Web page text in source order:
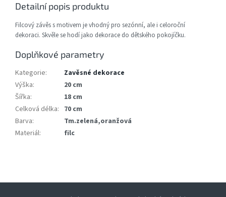
Detailní popis produktu
Filcový závěs s motivem je vhodný pro sezónní, ale i celoroční
dekoraci. Skvěle se hodí jako dekorace do dětského pokojíčku.
Doplňkové parametry
Kategorie:
Zavěsné dekorace
Výška:
20 cm
Šířka:
18 cm
Celková délka: 70 cm
Barva:
Tm.zelená,oranžová
Materiál: filc